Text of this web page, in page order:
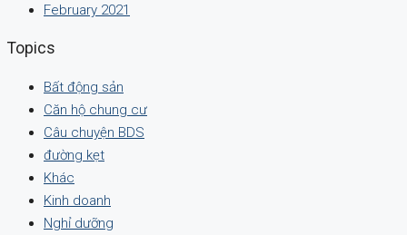
February 2021
Topics
Bất động sản
Căn hộ chung cư
Câu chuyện BDS
đường kẹt
Khác
Kinh doanh
Nghỉ dưỡng